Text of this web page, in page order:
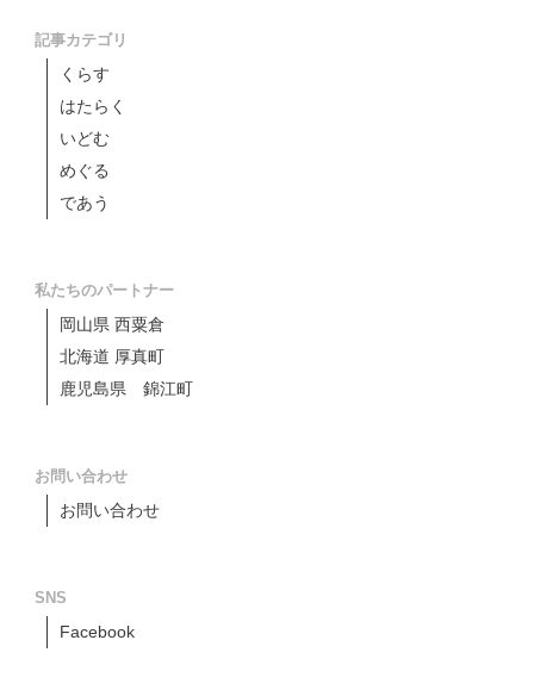
記事カテゴリ
くらす
はたらく
いどむ
めぐる
であう
私たちのパートナー
岡山県 西粟倉
北海道 厚真町
鹿児島県 錦江町
お問い合わせ
お問い合わせ
SNS
Facebook